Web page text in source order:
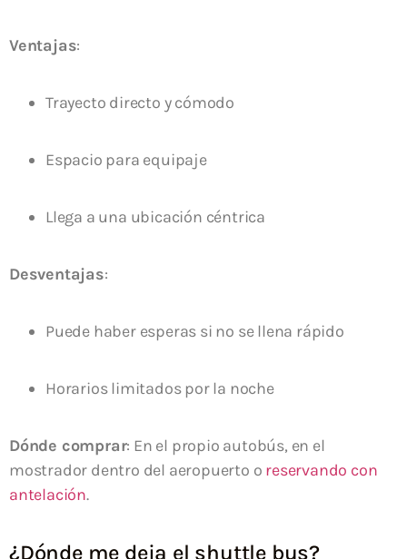
Ventajas:
Trayecto directo y cómodo
Espacio para equipaje
Llega a una ubicación céntrica
Desventajas:
Puede haber esperas si no se llena rápido
Horarios limitados por la noche
Dónde comprar: En el propio autobús, en el
mostrador dentro del aeropuerto o reservando con
antelación.
¿Dónde me deja el shuttle bus?